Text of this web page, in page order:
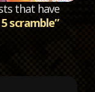
that have
scramble”